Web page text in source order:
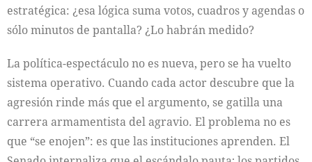
estratégica: ¿esa lógica suma votos, cuadros y agendas o
sólo minutos de pantalla? ¿Lo habrán medido?
La política-espectáculo no es nueva, pero se ha vuelto
sistema operativo. Cuando cada actor descubre que la
agresión rinde más que el argumento, se gatilla una
carrera armamentista del agravio. El problema no es
que “se enojen”: es que las instituciones aprenden. El